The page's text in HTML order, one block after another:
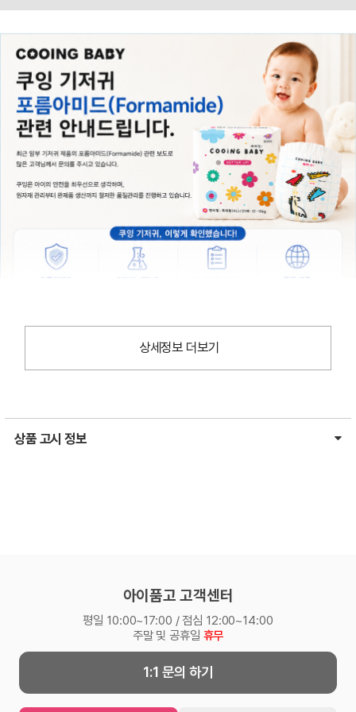
상세정보 더보기
상품 고시 정보
아이품고 고객센터
평일 10:00~17:00 / 점심 12:00~14:00
주말 및 공휴일 휴무
1:1 문의 하기